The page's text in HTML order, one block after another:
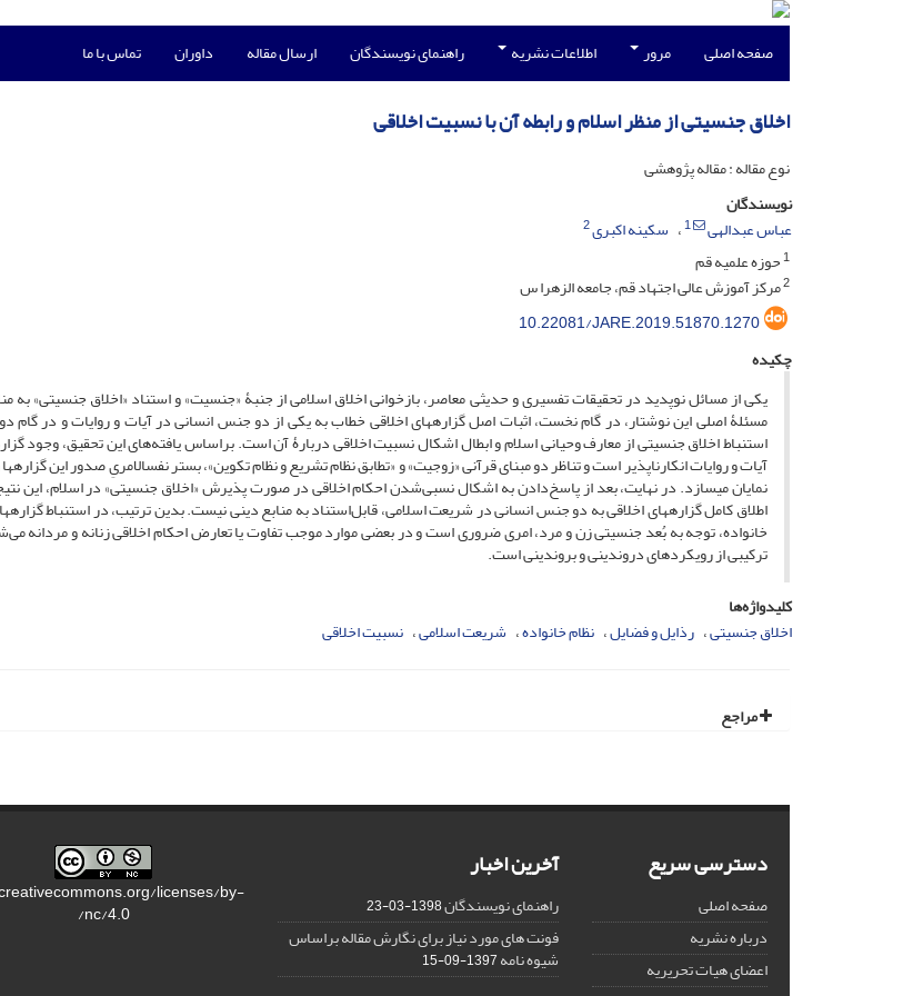
صفحه اصلی مرور اطلاعات نشریه راهنمای نویسندگان ارسال مقاله داوران تماس با ما
اخلاق جنسیتی از منظر اسلام و رابطه آن با نسبیت اخلاقی
نوع مقاله : مقاله پژوهشی
نویسندگان
عباس عبدالهی
1 سکینه اکبری2
1حوزه علمیه قم
2مرکز آموزش عالی اجتهاد قم، جامعه الزهرا س
10.22081/JARE.2019.51870.1270
چکیده
یکی از مسائل نوپدید در تحقیقات تفسیری و حدیثی معاصر، بازخوانی اخلاق اسلامی از جنبۀ «جنسیت» و استناد «اخلاق جنسیتی» به
مسئلۀ اصلی این نوشتار، در گام نخست، اثبات اصل گزاره­های اخلاقی خطاب به یکی از دو جنس انسانی در آیات و روایات و در گام
استنباط اخلاق جنسیتی از معارف وحیانی اسلام و ابطال اشکال نسبیت اخلاقی دربارۀ آن است. براساس یافته‌های این تحقیق، وجود
آیات و روایات انکارناپذیر است و تناظر دو مبنای قرآنی «زوجیت» و «تطابق نظام تشریع و نظام تکوین»، بستر نفس­الامریِ صدور این
نمایان می­سازد. در نهایت، بعد از پاسخ‌دادن به اشکال نسبی‌شدن احکام اخلاقی در صورت پذیرش «اخلاق جنسیتی» در اسلام، این
اطلاق کامل گزاره­های اخلاقی به دو جنس انسانی در شریعت اسلامی، قابل‌استناد به منابع دینی نیست. بدین ترتیب، در استنباط
خانواده، توجه به بُعد جنسیتی زن و مرد، امری ضروری است و در بعضی موارد موجب تفاوت یا تعارض احکام اخلاقی زنانه و
ترکیبی از رویکردهای درون­دینی و برون­دینی است.
کلیدواژه‌ها
اخلاق جنسیتی رذایل و فضایل نظام خانواده شریعت اسلامی نسبیت اخلاقی
مراجع
دسترسی سریع
صفحه اصلی
درباره نشریه
اعضای هیات تحریریه
آخرین اخبار
راهنمای نویسندگان1398-03-23
فونت های مورد نیاز برای نگارش مقاله براساس
شیوه نامه1397-09-15
licenses/by-
nc/4.0/